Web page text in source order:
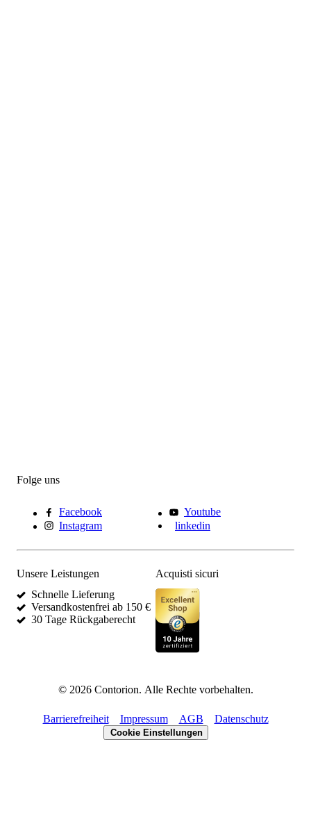
Folge uns
Facebook
Youtube
Instagram
linkedin
Unsere Leistungen
Schnelle Lieferung
Versandkostenfrei ab 150 €
30 Tage Rückgaberecht
Acquisti sicuri
© 2026Contorion. Alle Rechte vorbehalten.
Barrierefreiheit Impressum AGB Datenschutz
Cookie Einstellungen